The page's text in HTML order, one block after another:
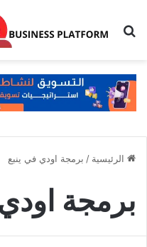
بحث عن
الرئيسية / برمجة اودي في ينبع
برمجة